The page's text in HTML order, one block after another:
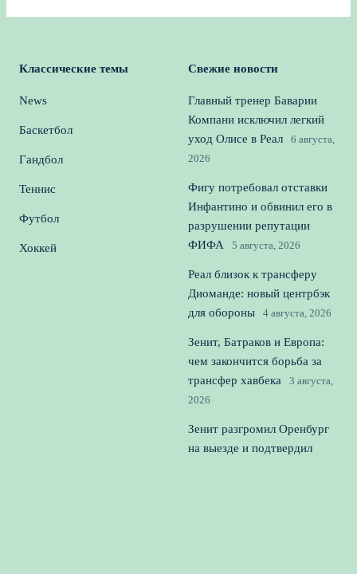
Классические темы
News
Баскетбол
Гандбол
Теннис
Футбол
Хоккей
Свежие новости
Главный тренер Баварии
Компани исключил легкий
уход Олисе в Реал
6 августа,
2026
Фигу потребовал отставки
Инфантино и обвинил его в
разрушении репутации
ФИФА
5 августа, 2026
Реал близок к трансферу
Диоманде: новый центрбэк
для обороны
4 августа, 2026
Зенит, Батраков и Европа:
чем закончится борьба за
трансфер хавбека
3 августа,
2026
Зенит разгромил Оренбург
на выезде и подтвердил